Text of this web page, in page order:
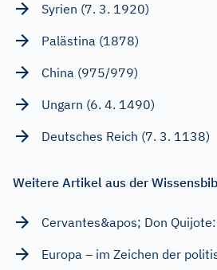
Syrien (7. 3. 1920)
Palästina (1878)
China (975/979)
Ungarn (6. 4. 1490)
Deutsches Reich (7. 3. 1138)
Weitere Artikel aus der
Cervantes&apos; Don
Europa – im Zeichen der